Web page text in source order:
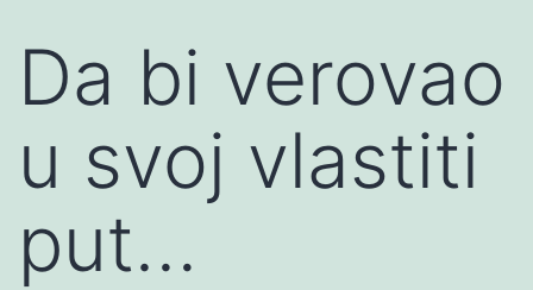
Da bi verovao
u svoj vlastiti
put…